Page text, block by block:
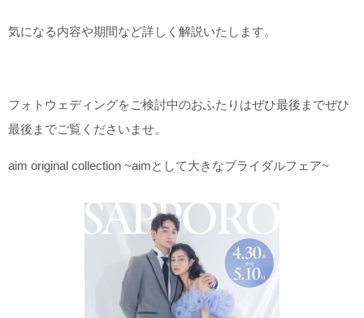
事前来店なしで撮影 自慢の修正技術
豊富な色打掛・着物
3万円以下のプラン
気になる内容や期間など詳しく解説いたします。
フォトウェディングをご検討中のおふたりはぜひ最後までぜひ
最後までご覧くださいませ。
aim original collection ~aimとして大きなブライダルフェア~